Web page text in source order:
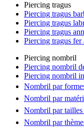
Piercing tragus
Piercing tragus
Piercing tragus
Piercing tragus
Piercing tragus fer
Piercing nombril
Piercing nombril
Piercing nombril
Nombril par
Nombril par
Nombril par tailles
Nombril par